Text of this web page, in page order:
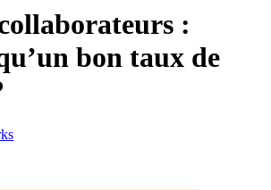
:
bon taux de